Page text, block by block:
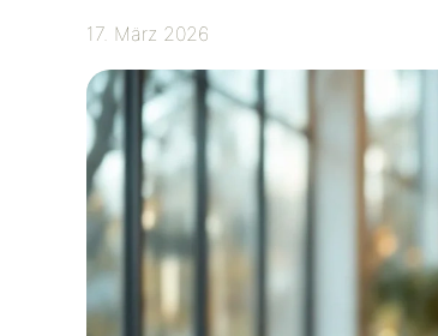
17. März 2026